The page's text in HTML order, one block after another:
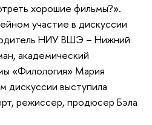
хорошие фильмы?».
участие в дискуссии
НИУ ВШЭ – Нижний
академический
«Филология» Мария
дискуссии выступила
режиссер, продюсер Бэла